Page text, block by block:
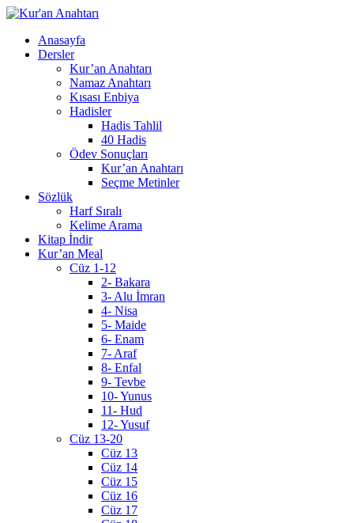
Anasayfa
Dersler
Kur’an Anahtarı
Namaz Anahtarı
Kısası Enbiya
Hadisler
Hadis Tahlil
40 Hadis
Ödev Sonuçları
Kur’an Anahtarı
Seçme Metinler
Sözlük
Harf Sıralı
Kelime Arama
Kitap İndir
Kur’an Meal
Cüz 1-12
2- Bakara
3- Alu İmran
4- Nisa
5- Maide
6- Enam
7- Araf
8- Enfal
9- Tevbe
10- Yunus
11- Hud
12- Yusuf
Cüz 13-20
Cüz 13
Cüz 14
Cüz 15
Cüz 16
Cüz 17